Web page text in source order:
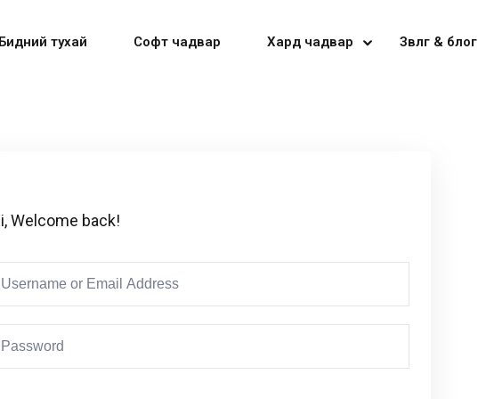
тухай Софт чадвар Хард чадвар Зөвлөгөө & блог
Welcome back!
Don’t have an account?Sign up